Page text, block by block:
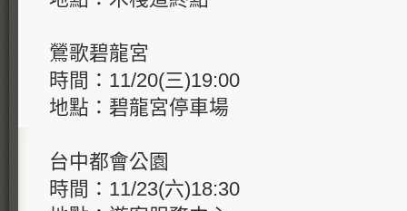
鶯歌碧龍宮
時間：11/20(三)19:00
地點：碧龍宮停車場
台中都會公園
時間：11/23(六)18:30